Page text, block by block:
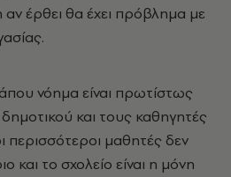
έρθει θα έχει πρόβλημα με
νόημα είναι πρωτίστως
και τους καθηγητές
περισσότεροι μαθητές δεν
και το σχολείο είναι η μόνη